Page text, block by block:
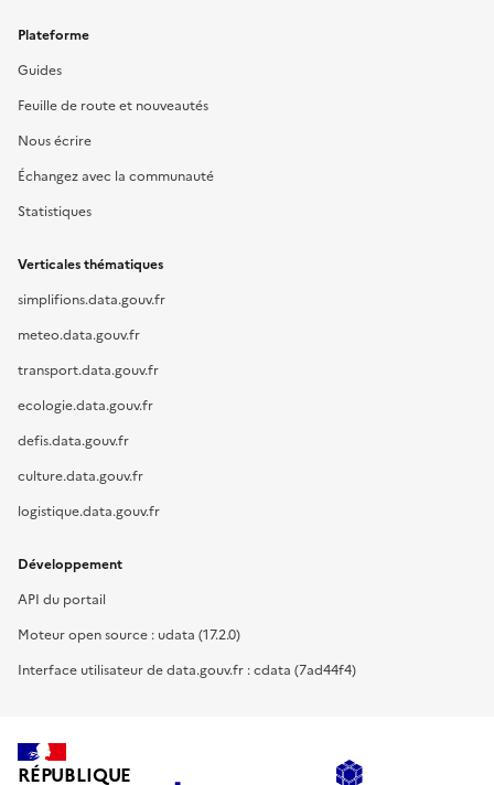
Plateforme
Guides
Feuille de route et nouveautés
Nous écrire
Échangez avec la communauté
Statistiques
Verticales thématiques
simplifions.data.gouv.fr
meteo.data.gouv.fr
transport.data.gouv.fr
ecologie.data.gouv.fr
defis.data.gouv.fr
culture.data.gouv.fr
logistique.data.gouv.fr
Développement
API du portail
Moteur open source : udata (17.2.0)
Interface utilisateur de data.gouv.fr : cdata (7ad44f4)
RÉPUBLIQUE